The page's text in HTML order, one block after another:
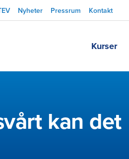
Nyheter Pressrum Kontakt
Kurser
kan det